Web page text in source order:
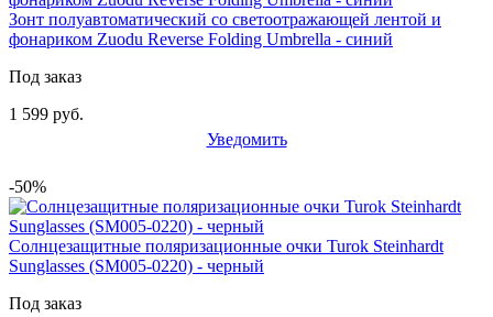
Зонт полуавтоматический со светоотражающей лентой и
фонариком Zuodu Reverse Folding Umbrella - синий
Под заказ
1 599 руб.
Уведомить
-50%
Солнцезащитные поляризационные очки Turok Steinhardt
Sunglasses (SM005-0220) - черный
Под заказ